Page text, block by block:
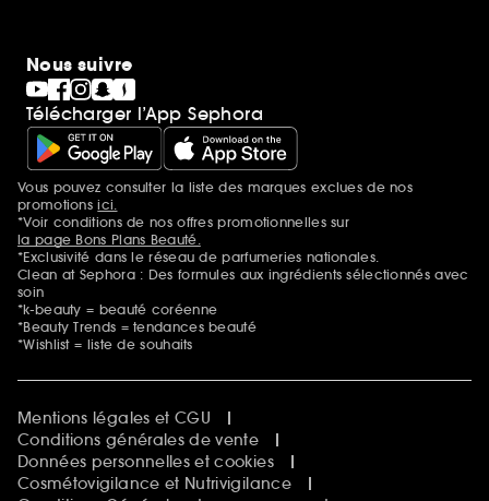
Nous suivre
Télécharger l’App Sephora
Mentions additionnelles
Vous pouvez consulter la liste des marques exclues de nos
promotionsici.
*Voir conditions de nos offres promotionnelles sur
la page Bons Plans Beauté.
*Exclusivité dans le réseau de parfumeries nationales.
Clean at Sephora : Des formules aux ingrédients sélectionnés avec
soin
*k-beauty = beauté coréenne
*Beauty Trends = tendances beauté
*Wishlist = liste de souhaits
Mentions légales et CGU
Conditions générales de vente
Données personnelles et cookies
Cosmétovigilance et Nutrivigilance